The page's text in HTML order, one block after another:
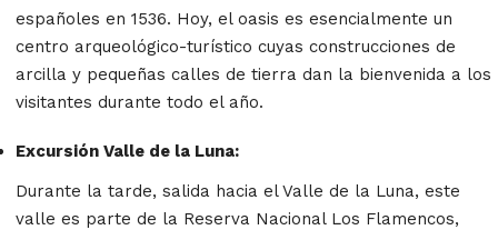
españoles en 1536. Hoy, el oasis es esencialmente un
centro arqueológico-turístico cuyas construcciones de
arcilla y pequeñas calles de tierra dan la bienvenida a los
visitantes durante todo el año.
Excursión Valle de la Luna:
Durante la tarde, salida hacia el Valle de la Luna, este
valle es parte de la Reserva Nacional Los Flamencos,